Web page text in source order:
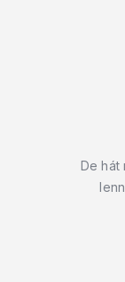
De hát